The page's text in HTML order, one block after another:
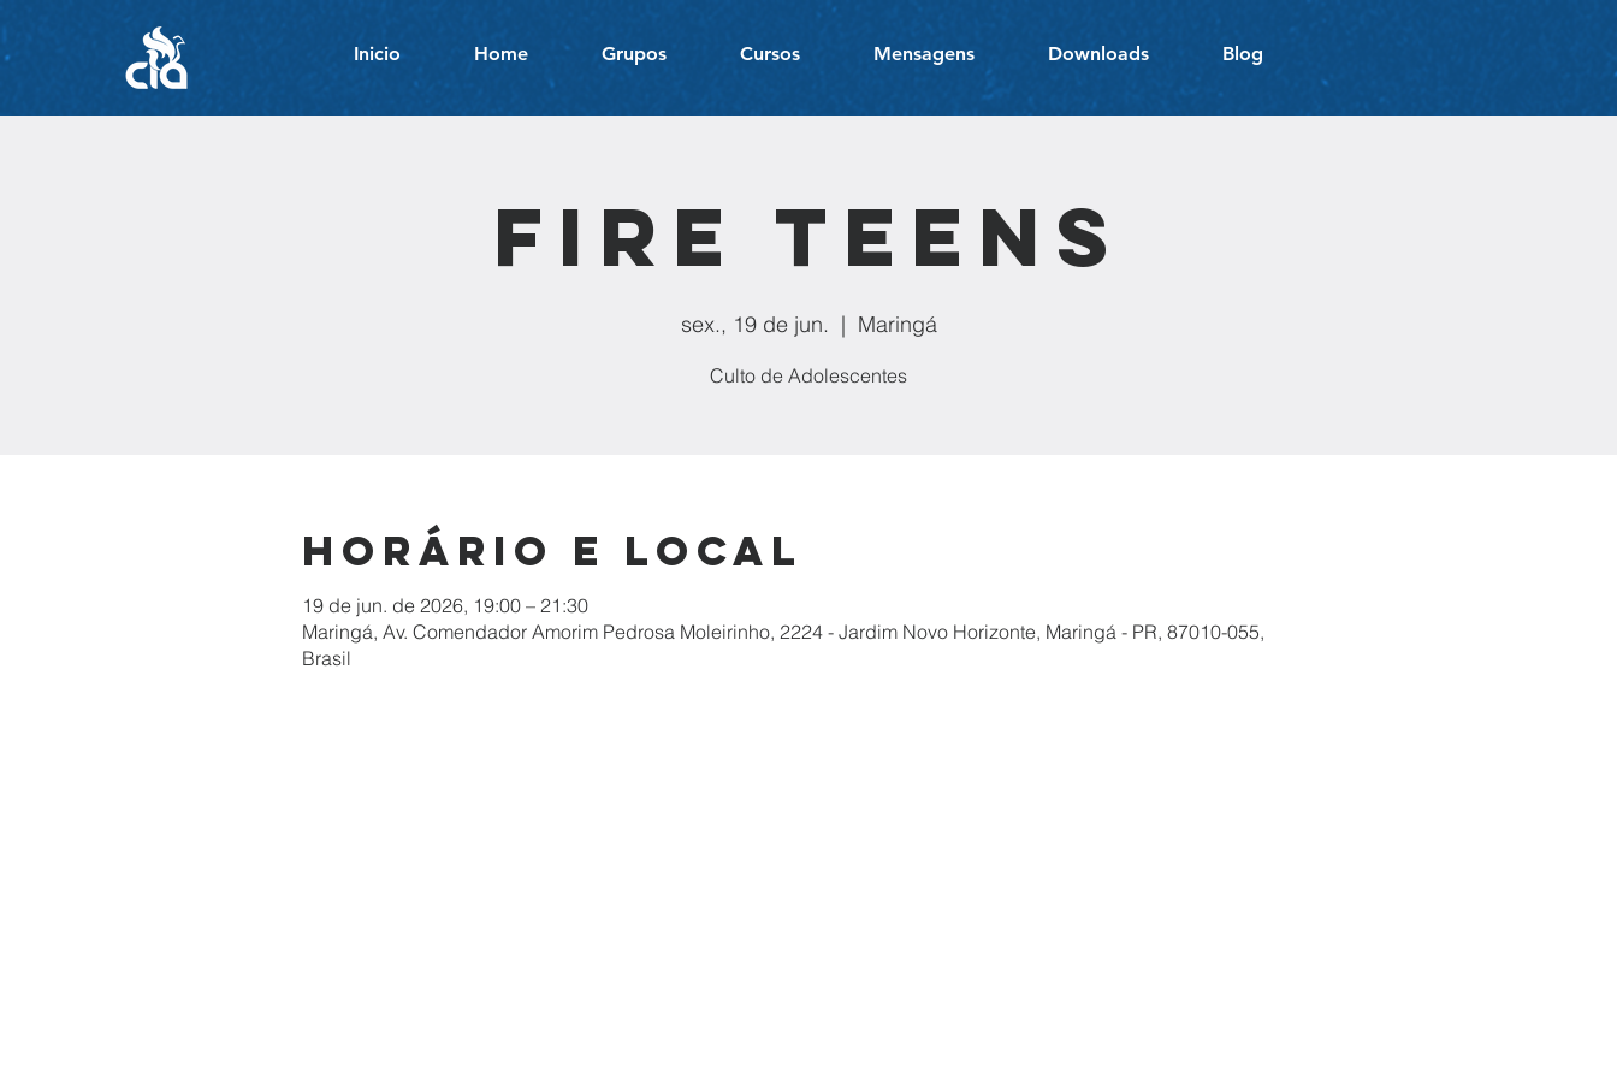
Inicio Home Grupos Cursos Mensagens Downloads Blog
Fire Teens
sex., 19 de jun.
  |
Maringá
Culto de Adolescentes
Horário e local
19 de jun. de 2026, 19:00 – 21:30
Maringá, Av. Comendador Amorim Pedrosa Moleirinho, 2224 - Jardim Novo Horizonte, Maringá - PR, 87010-055,
Brasil